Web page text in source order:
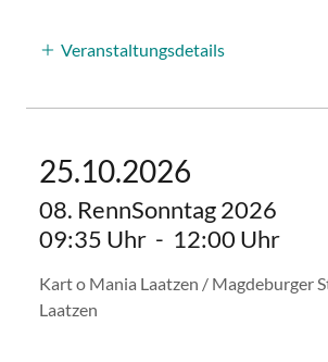
Veranstaltungsdetails
25.10.2026
08. RennSonntag 2026
09:35 Uhr - 12:00 Uhr
Kart o Mania Laatzen / Magdeburger
Laatzen